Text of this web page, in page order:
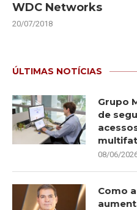
WDC Networks
20/07/2018
ÚLTIMAS NOTÍCIAS
Grupo
de
08/06/
Como